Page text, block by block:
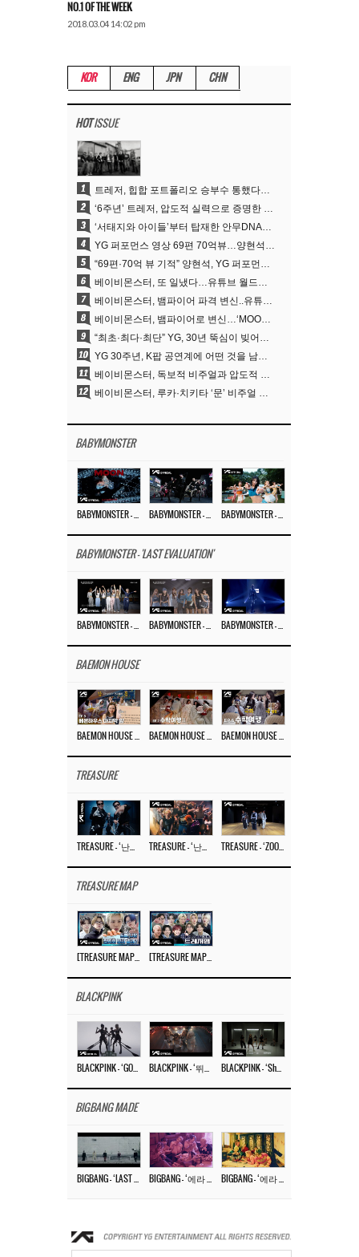
NO.1 OF THE WEEK
2018.03.04 14:02 pm
KOR ENG JPN CHN
HOTISSUE
1 트레저, 힙합 포트폴리오 승부수 통했다…데뷔 6주년 새 도약
2 ‘6주년’ 트레저, 압도적 실력으로 증명한 ‘YG의 보물’ 진가
3 ‘서태지와 아이들’부터 탑재한 안무DNA…양현석, YG 퍼포먼스 비디오 70억 뷰 신화의 시작
4 YG 퍼포먼스 영상 69편 70억뷰…양현석 제작 철학 통했다
5 “69편·70억 뷰 기적” 양현석, YG 퍼포먼스 비디오 100% 직접 만든 이유
6 베이비몬스터, 또 일냈다…유튜브 월드와이드 1위
7 베이비몬스터, 뱀파이어 파격 변신..유튜브 트렌딩 1위 직행
8 베이비몬스터, 뱀파이어로 변신…‘MOON’으로 찍은 3개월 프로젝트
9 “최초·최다·최단” YG, 30년 뚝심이 빚어낸 K팝 투어의 새 지평
10 YG 30주년, K팝 공연계에 어떤 것을 남겼나
11 베이비몬스터, 독보적 비주얼과 압도적 소화력..’MOON’
12 베이비몬스터, 루카·치키타 ‘문’ 비주얼 공개…절제된 카리스마·유니크 비주얼
BABYMONSTER
BABYMONSTER - 'LAST EVALUATION'
BAEMON HOUSE
TREASURE
TREASURE MAP
BLACKPINK
BIGBANG MADE